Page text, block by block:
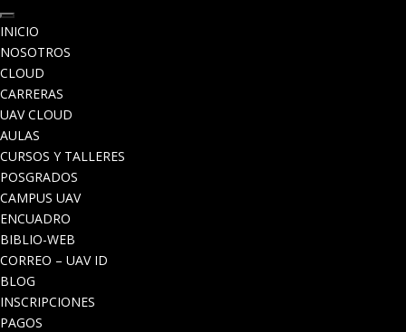
INICIO
NOSOTROS
CLOUD
CARRERAS
UAV CLOUD
AULAS
CURSOS Y TALLERES
POSGRADOS
CAMPUS UAV
ENCUADRO
BIBLIO-WEB
CORREO – UAV ID
BLOG
INSCRIPCIONES
PAGOS